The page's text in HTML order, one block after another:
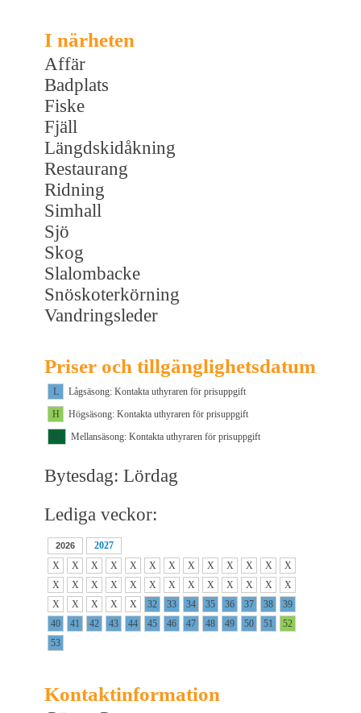
I närheten
Affär
Badplats
Fiske
Fjäll
Längdskidåkning
Restaurang
Ridning
Simhall
Sjö
Skog
Slalombacke
Snöskoterkörning
Vandringsleder
Priser och tillgänglighetsdatum
L
Lågsäsong: Kontakta uthyraren för prisuppgift
H
Högsäsong: Kontakta uthyraren för prisuppgift
M1
Mellansäsong: Kontakta uthyraren för prisuppgift
Bytesdag: Lördag
Lediga veckor:
2026
2027
X
X X X X X X X X X X X
X
X
X X X X X X X X X X X
X
X
X X X X 32 33 34 35 36 37 38
39
40
41 42 43 44 45 46 47 48 49 50 51
52
53
Kontaktinformation